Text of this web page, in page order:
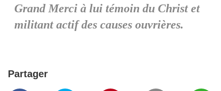
Grand Merci à lui témoin du Christ et
militant actif des causes ouvrières.
Partager